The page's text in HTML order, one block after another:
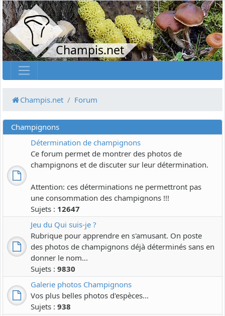
Champis.net
Champis.net Forum
Champignons
Détermination de champignons
Ce forum permet de montrer des photos de
champignons et de discuter sur leur détermination.
Attention: ces déterminations ne permettront pas
une consommation des champignons !!!
Sujets : 12647
Jeu du Qui suis-je ?
Rubrique pour apprendre en s'amusant. On poste
des photos de champignons déjà déterminés sans en
donner le nom...
Sujets : 9830
Galerie photos Champignons
Vos plus belles photos d'espèces...
Sujets : 938